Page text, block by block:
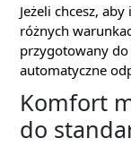
Jeżeli chcesz,
różnych
przygotowany
automatyczne
Komfort
do